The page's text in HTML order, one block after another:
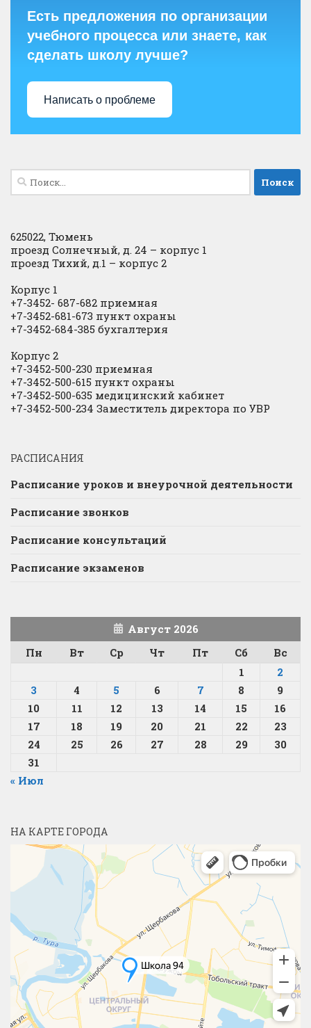
Есть предложения по организации
учебного процесса или знаете, как
сделать школу лучше?
Написать о проблеме
Найти:
625022, Тюмень
проезд Солнечный, д. 24 – корпус 1
проезд Тихий, д.1 – корпус 2
Корпус 1
+7-3452- 687-682 приемная
+7-3452-681-673 пункт охраны
+7-3452-684-385 бухгалтерия
Корпус 2
+7-3452-500-230 приемная
+7-3452-500-615 пункт охраны
+7-3452-500-635 медицинский кабинет
+7-3452-500-234 Заместитель директора по УВР
РАСПИСАНИЯ
Расписание уроков и внеурочной деятельности
Расписание звонков
Расписание консультаций
Расписание экзаменов
Август 2026
Пн
Вт Ср Чт Пт Сб
Вс
1
2
3
4 5 6 7 8
9
10
11 12 13 14 15
16
17
18 19 20 21 22
23
24
25 26 27 28 29
30
31
« Июл
НА КАРТЕ ГОРОДА